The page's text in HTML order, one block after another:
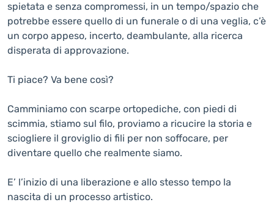
spietata e senza compromessi, in un tempo/spazio che
potrebbe essere quello di un funerale o di una veglia, c’è
un corpo appeso, incerto, deambulante, alla ricerca
disperata di approvazione.
Ti piace? Va bene così?
Camminiamo con scarpe ortopediche, con piedi di
scimmia, stiamo sul filo, proviamo a ricucire la storia e
sciogliere il groviglio di fili per non soffocare, per
diventare quello che realmente siamo.
E’ l’inizio di una liberazione e allo stesso tempo la
nascita di un processo artistico.